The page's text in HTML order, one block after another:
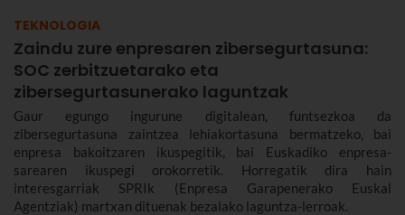
TEKNOLOGIA
Zaindu zure enpresaren zibersegurtasuna:
SOC zerbitzuetarako eta
zibersegurtasunerako laguntzak
Gaur egungo ingurune digitalean, funtsezkoa da
zibersegurtasuna zaintzea lehiakortasuna bermatzeko, bai
enpresa bakoitzaren ikuspegitik, bai Euskadiko enpresa-
sarearen ikuspegi orokorretik. Horregatik dira hain
interesgarriak SPRIk (Enpresa Garapenerako Euskal
Agentziak) martxan dituenak bezalako laguntza-lerroak.